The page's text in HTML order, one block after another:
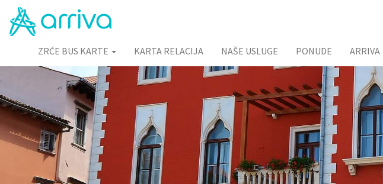
ZRĆE BUS KARTE KARTA RELACIJA NAŠE USLUGE PONUDE ARRIVA